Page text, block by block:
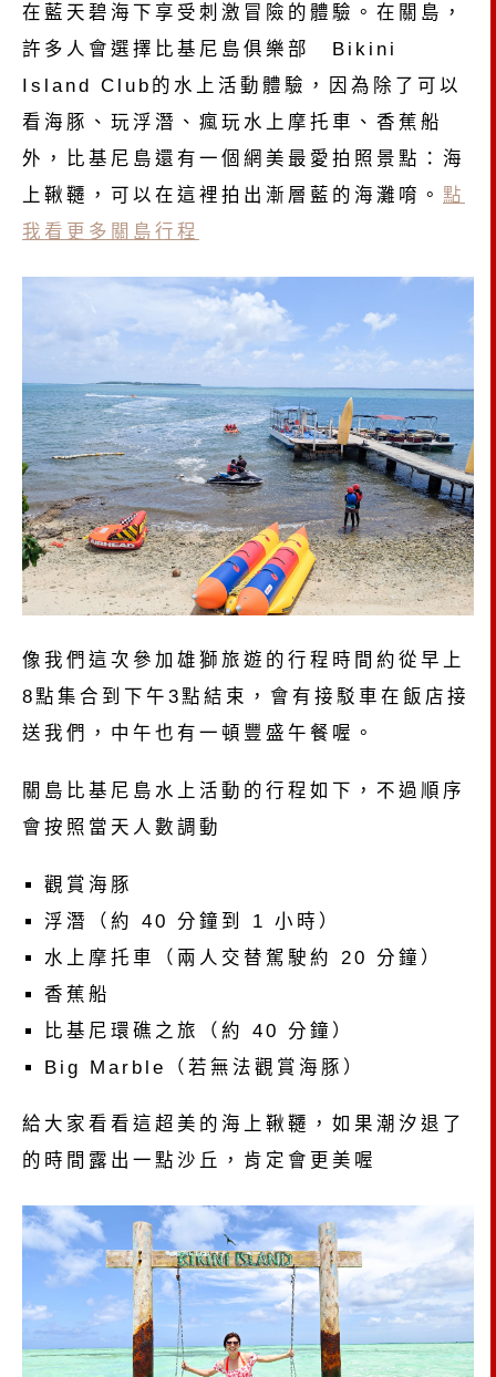
在藍天碧海下享受刺激冒險的體驗。在關島，
許多人會選擇比基尼島俱樂部 Bikini
Island Club的水上活動體驗，因為除了可以
看海豚、玩浮潛、瘋玩水上摩托車、香蕉船
外，比基尼島還有一個網美最愛拍照景點：海
上鞦韆，可以在這裡拍出漸層藍的海灘唷。 點
我看更多關島行程
像我們這次參加雄獅旅遊的行程時間約從早上
8點集合到下午3點結束，會有接駁車在飯店接
送我們，中午也有一頓豐盛午餐喔。
關島比基尼島水上活動的行程如下，不過順序
會按照當天人數調動
觀賞海豚
浮潛（約 40 分鐘到 1 小時）
水上摩托車（兩人交替駕駛約 20 分鐘）
香蕉船
比基尼環礁之旅（約 40 分鐘）
Big Marble（若無法觀賞海豚）
給大家看看這超美的海上鞦韆，如果潮汐退了
的時間露出一點沙丘，肯定會更美喔